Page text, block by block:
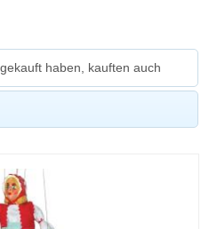
haben, kauften auch